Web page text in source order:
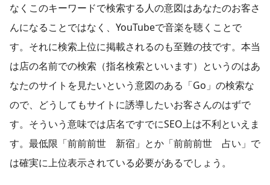
なくこのキーワードで検索する人の意図はあなたのお客さ
んになることではなく、YouTubeで音楽を聴くことで
す。それに検索上位に掲載されるのも至難の技です。本当
は店の名前での検索（指名検索といいます）というのはあ
なたのサイトを見たいという意図のある「Go」の検索な
ので、どうしてもサイトに誘導したいお客さんのはずで
す。そういう意味では店名ですでにSEO上は不利といえま
す。最低限「前前前世 新宿」とか「前前前世 占い」で
は確実に上位表示されている必要があるでしょう。